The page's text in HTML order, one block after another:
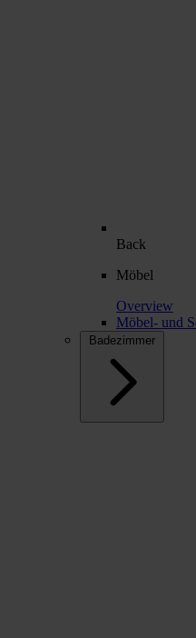
Back
Möbel
Overview
Möbel- und
Badezimmer